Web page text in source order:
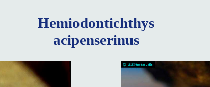
Hemiodontichthys
acipenserinus